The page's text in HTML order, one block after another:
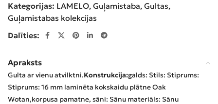
Kategorijas: LAMELO, Guļamistaba, Gultas,
Guļamistabas kolekcijas
Dalīties:
Apraksts
Gulta ar vienu atvilktni.Konstrukcija:galds: Stils: Stiprums:
Stiprums: 16 mm laminēta kokskaidu plātne Oak
Wotan,korpusa pamatne, sāni: Sānu materiāls: Sānu